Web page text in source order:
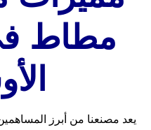
مطاط
يعد مصنعنا من أبرز